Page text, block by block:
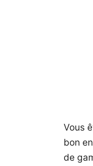
Vous
bon
de